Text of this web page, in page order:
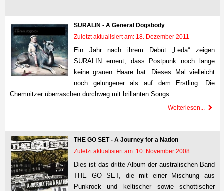
SURALIN - A General Dogsbody
Zuletzt aktualisiert am: 18. Dezember 2011
Ein Jahr nach ihrem Debüt „Leda“ zeigen
SURALIN erneut, dass Postpunk noch lange
keine grauen Haare hat. Dieses Mal vielleicht
noch gelungener als auf dem Erstling. Die
Chemnitzer überraschen durchweg mit brillanten Songs. …
Weiterlesen...
THE GO SET - A Journey for a Nation
Zuletzt aktualisiert am: 10. November 2008
Dies ist das dritte Album der australischen Band
THE GO SET, die mit einer Mischung aus
Punkrock und keltischer sowie schottischer